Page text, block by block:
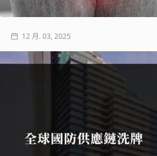
12 月. 03, 2025